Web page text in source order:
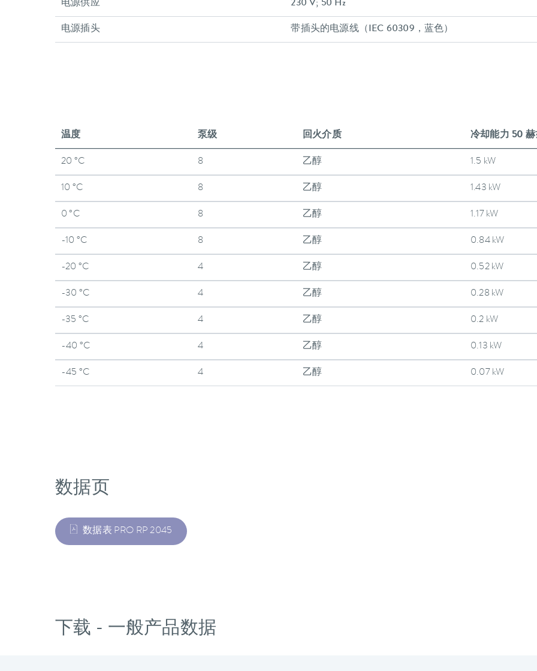
电源供应 230 V; 50 Hz
电源插头 带插头的电源线（IEC 60309，蓝色）
温度 泵级 回火介质 冷却能力 50 赫
20 °C 8 乙醇 1.5 kW
10 °C 8 乙醇 1.43 kW
0 °C 8 乙醇 1.17 kW
-10 °C 8 乙醇 0.84 kW
-20 °C 4 乙醇 0.52 kW
-30 °C 4 乙醇 0.28 kW
-35 °C 4 乙醇 0.2 kW
-40 °C 4 乙醇 0.13 kW
-45 °C 4 乙醇 0.07 kW
数据页
数据表 PRO RP 2045
下载 - 一般产品数据